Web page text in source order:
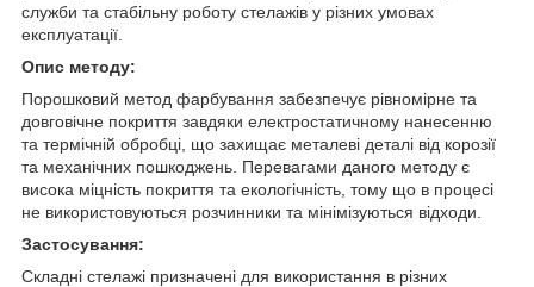
служби та стабільну роботу стелажів у різних умовах
експлуатації.
Опис методу:
Порошковий метод фарбування забезпечує рівномірне та
довговічне покриття завдяки електростатичному нанесенню
та термічній обробці, що захищає металеві деталі від корозії
та механічних пошкоджень. Перевагами даного методу є
висока міцність покриття та екологічність, тому що в процесі
не використовуються розчинники та мінімізуються відходи.
Застосування:
Складні стелажі призначені для використання в різних